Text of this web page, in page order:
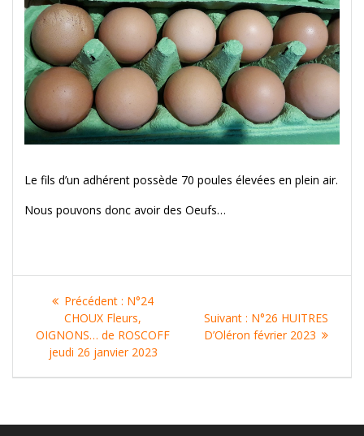
Le fils d’un adhérent possède 70 poules élevées en plein air.
Nous pouvons donc avoir des Oeufs…
Navigation
de
l’article
Précédent : Article
précédent
:
N°24
CHOUX Fleurs,
OIGNONS… de ROSCOFF
jeudi 26 janvier 2023
Suivant : Article
suivant
N°26 HUITRES
D’Oléron février 2023